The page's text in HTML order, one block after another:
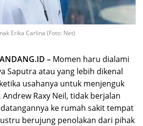
Erika Carlina (Foto: Net)
– Momen haru dialami
Saputra atau yang lebih dikenal
usahanya untuk menjenguk
Raxy Neil, tidak berjalan
ke rumah sakit tempat
berujung penolakan dari pihak